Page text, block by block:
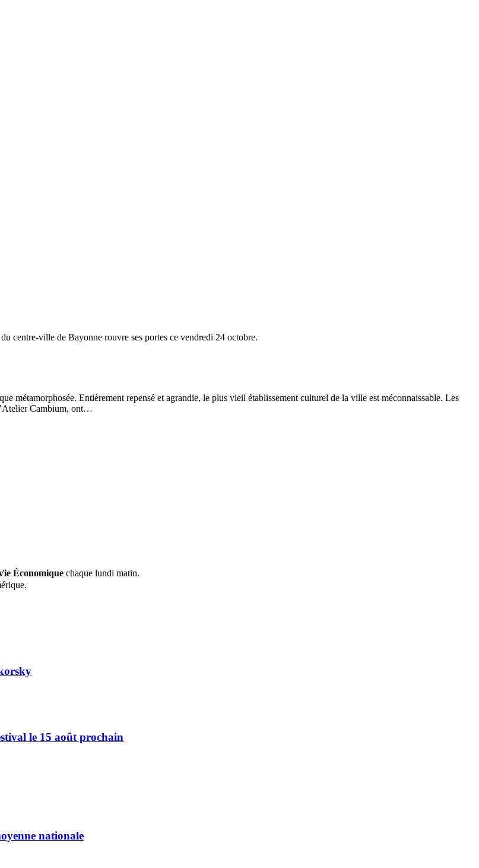
centre-ville de Bayonne rouvre ses portes ce vendredi 24 octobre.
métamorphosée. Entièrement repensé et agrandie, le plus vieil établissement culturel de la ville est méconnaissable. Les
Cambium, ont…
Économique chaque lundi matin.
le 15 août prochain
nationale